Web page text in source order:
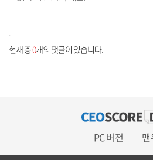
현재 총0개의 댓글이 있습니다.
PC 버전 맨